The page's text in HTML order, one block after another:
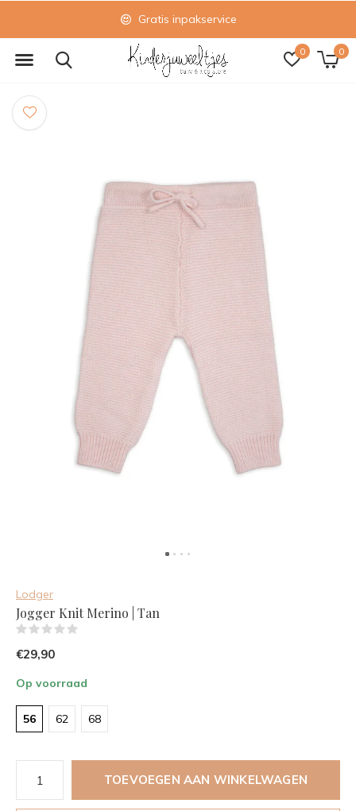
0 0
Gratis inpakservice
Lodger
Jogger Knit Merino | Tan
€29,90
Op voorraad
56 62 68
TOEVOEGEN AAN WINKELWAGEN